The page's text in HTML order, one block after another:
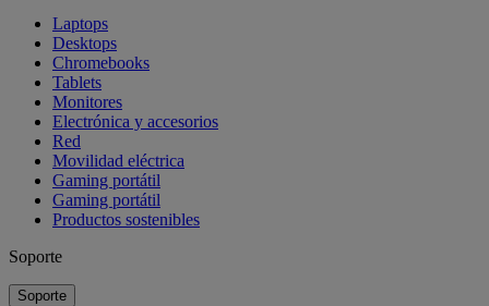
Laptops
Desktops
Chromebooks
Tablets
Monitores
Electrónica y accesorios
Red
Movilidad eléctrica
Gaming portátil
Gaming portátil
Productos sostenibles
Soporte
Soporte